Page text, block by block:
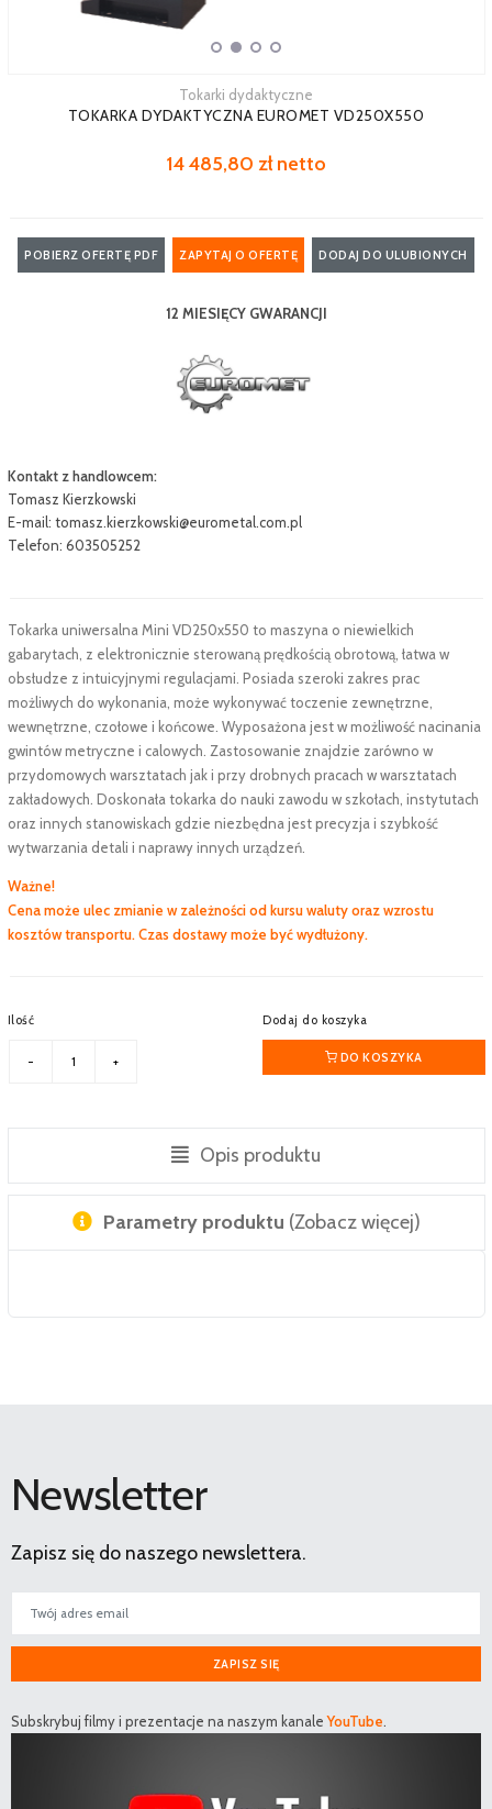
Tokarki dydaktyczne
TOKARKA DYDAKTYCZNA EUROMET VD250X550
14 485,80 zł netto
POBIERZ OFERTĘ PDF ZAPYTAJ O OFERTĘ DODAJ DO ULUBIONYCH
12 MIESIĘCY GWARANCJI
Kontakt z handlowcem:
Tomasz Kierzkowski
E-mail: tomasz.kierzkowski@eurometal.com.pl
Telefon: 603505252
Tokarka uniwersalna Mini VD250x550 to maszyna o niewielkich
gabarytach, z elektronicznie sterowaną prędkością obrotową, łatwa w
obsłudze z intuicyjnymi regulacjami. Posiada szeroki zakres prac
możliwych do wykonania, może wykonywać toczenie zewnętrzne,
wewnętrzne, czołowe i końcowe. Wyposażona jest w możliwość nacinania
gwintów metryczne i calowych. Zastosowanie znajdzie zarówno w
przydomowych warsztatach jak i przy drobnych pracach w warsztatach
zakładowych. Doskonała tokarka do nauki zawodu w szkołach, instytutach
oraz innych stanowiskach gdzie niezbędna jest precyzja i szybkość
wytwarzania detali i naprawy innych urządzeń.
Ważne!
Cena może ulec zmianie w zależności od kursu waluty oraz wzrostu
kosztów transportu. Czas dostawy może być wydłużony.
Ilość Dodaj do koszyka
DO KOSZYKA
Opis produktu
Parametry produktu (Zobacz więcej)
Newsletter
Zapisz się do naszego newslettera.
ZAPISZ SIĘ
Subskrybuj filmy i prezentacje na naszym kanaleYouTube